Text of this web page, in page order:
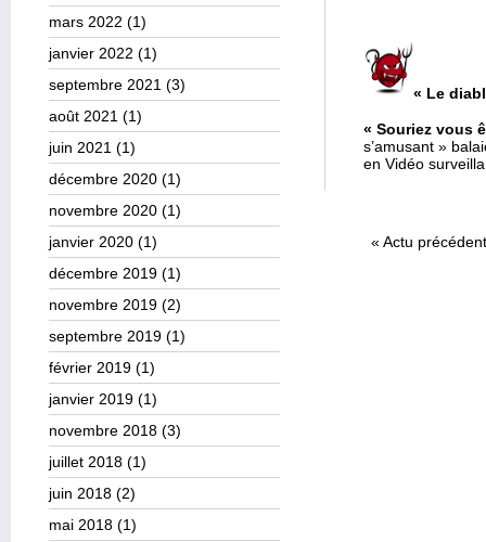
mars 2022 (1)
janvier 2022 (1)
septembre 2021 (3)
août 2021 (1)
juin 2021 (1)
décembre 2020 (1)
novembre 2020 (1)
janvier 2020 (1)
décembre 2019 (1)
novembre 2019 (2)
septembre 2019 (1)
février 2019 (1)
janvier 2019 (1)
novembre 2018 (3)
juillet 2018 (1)
juin 2018 (2)
mai 2018 (1)
« Le
« Souriez vous
s’amusant »
en Vidéo
« Actu